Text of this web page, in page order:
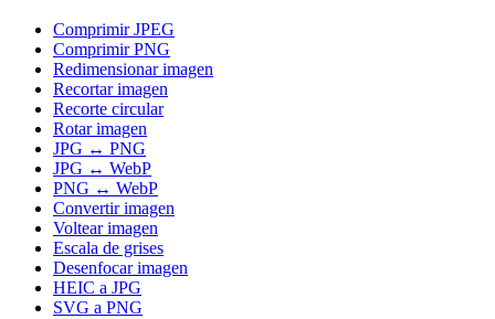
Comprimir JPEG
Comprimir PNG
Redimensionar imagen
Recortar imagen
Recorte circular
Rotar imagen
JPG ↔ PNG
JPG ↔ WebP
PNG ↔ WebP
Convertir imagen
Voltear imagen
Escala de grises
Desenfocar imagen
HEIC a JPG
SVG a PNG